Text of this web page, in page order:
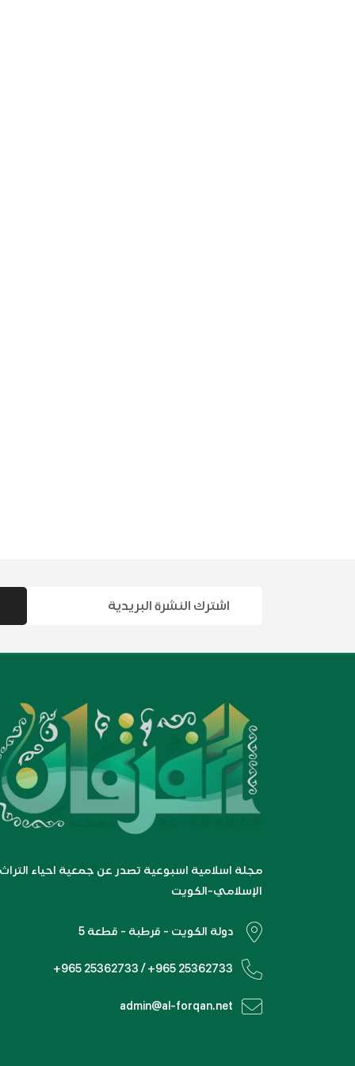
مجلة اسلامية اسبوعية تصدر عن جمعية احياء التراث
الإسلامي-الكويت
دولة الكويت - قرطبة - قطعة 5
+965 25362733 / +965 25362733
admin@al-forqan.net